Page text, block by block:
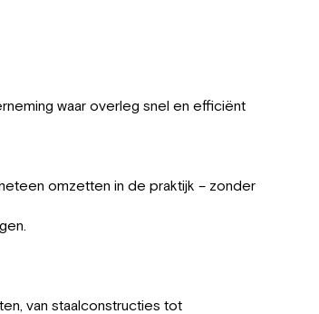
waar overleg snel en efficiënt
omzetten in de praktijk – zonder
van staalconstructies tot